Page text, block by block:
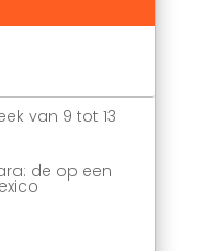
van 9 tot 13
de op een